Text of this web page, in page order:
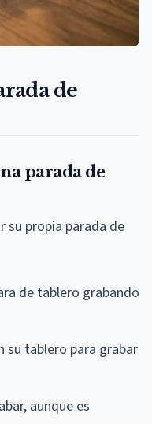
de
parada de
su propia parada de
de tablero grabando
su tablero para grabar
aunque es